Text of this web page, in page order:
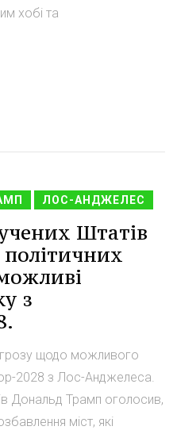
хобі та
ЛОС-АНДЖЕЛЕС
Штатів
з
щодо можливого
2028 з Лос-Анджелеса.
Дональд Трамп оголосив,
міст, які